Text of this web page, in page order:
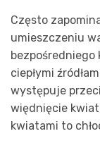
Często
umieszczeniu
bezpośredniego
ciepłymi
występuje
więdnięcie
kwiatami to